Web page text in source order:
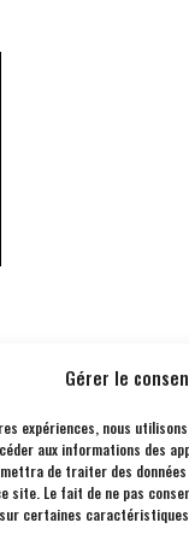
Gérer le
expériences, nous
aux informations des
de traiter des
site. Le fait de ne pas
certaines
Nous contacter